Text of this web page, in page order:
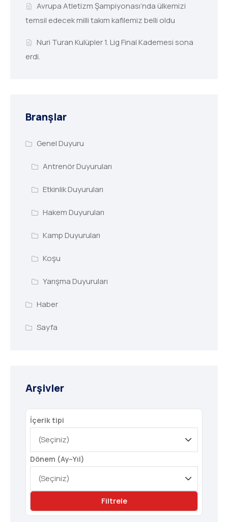
Avrupa Atletizm Şampiyonası’nda ülkemizi
temsil edecek milli takım kafilemiz belli oldu
Nuri Turan Kulüpler 1. Lig Final Kademesi sona
erdi.
Branşlar
Genel Duyuru
Antrenör Duyuruları
Etkinlik Duyuruları
Hakem Duyuruları
Kamp Duyuruları
Koşu
Yarışma Duyuruları
Haber
Sayfa
Arşivler
İçerik tipi
Dönem (Ay–Yıl)
Filtrele